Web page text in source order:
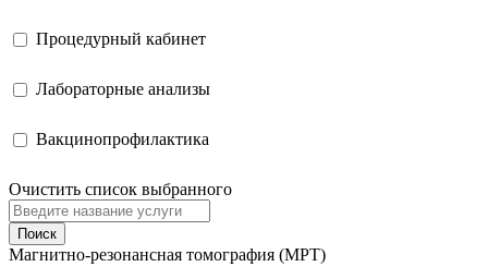
Процедурный кабинет
Лабораторные анализы
Вакцинопрофилактика
Очистить список выбранного
Поиск
Магнитно-резонансная томография (МРТ)